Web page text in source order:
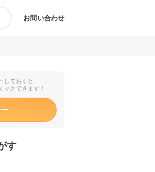
お問い合わせ
しておくと
ックできます！
す